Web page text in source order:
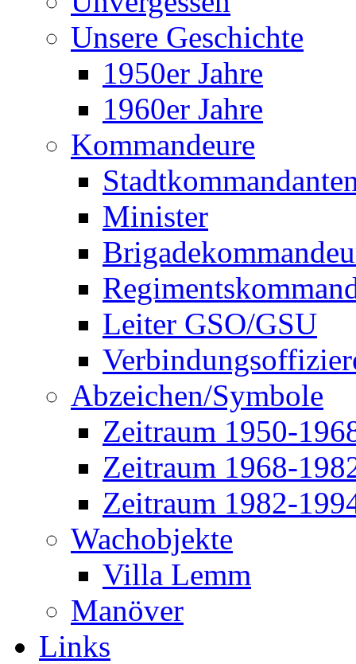
Unsere Geschichte
1950er Jahre
1960er Jahre
Kommandeure
Minister
Leiter GSO/GSU
Abzeichen/Symbole
Zeitraum 1950-
Zeitraum 1968-
Zeitraum 1982-
Wachobjekte
Villa Lemm
Manöver
Links